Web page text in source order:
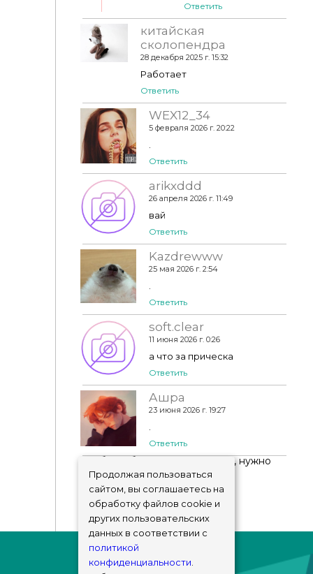
Ответить
китайская
сколопендра
28 декабря 2025 г. 15:32
Работает
Ответить
WEX12_34
5 февраля 2026 г. 20:22
Ответить
arikxddd
26 апреля 2026 г. 11:49
вай
Ответить
Kazdrewww
25 мая 2026 г. 2:54
Ответить
soft.clear
11 июня 2026 г. 0:26
а что за прическа
Ответить
Ашра
23 июня 2026 г. 19:27
Ответить
Чтобы добавить комментарий, нужно
авторизоваться!
Продолжая пользоваться
сайтом, вы соглашаетесь на
обработку файлов cookie и
других пользовательских
данных в соответствии с
политикой
конфиденциальности.